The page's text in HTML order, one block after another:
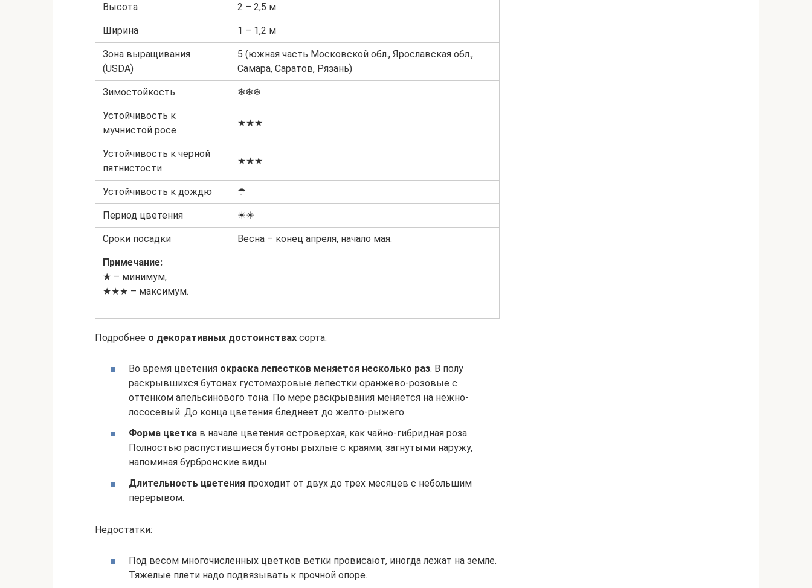
Высота 2 – 2,5 м
Ширина 1 – 1,2 м
Зона выращивания
(USDA)
5 (южная часть Московской обл., Ярославская обл.,
Самара, Саратов, Рязань)
Зимостойкость ❄❄❄
Устойчивость к
мучнистой росе
★★★
Устойчивость к черной
пятнистости
★★★
Устойчивость к дождю ☂
Период цветения ☀☀
Сроки посадки Весна – конец апреля, начало мая.
Примечание:
★ – минимум,
★★★ – максимум.
Подробнее о декоративных достоинствах сорта:
Во время цветения окраска лепестков меняется несколько раз. В полу
раскрывшихся бутонах густомахровые лепестки оранжево-розовые с
оттенком апельсинового тона. По мере раскрывания меняется на нежно-
лососевый. До конца цветения бледнеет до желто-рыжего.
Форма цветка в начале цветения островерхая, как чайно-гибридная роза.
Полностью распустившиеся бутоны рыхлые с краями, загнутыми наружу,
напоминая бурбронские виды.
Длительность цветения проходит от двух до трех месяцев с небольшим
перерывом.
Недостатки:
Под весом многочисленных цветков ветки провисают, иногда лежат на земле.
Тяжелые плети надо подвязывать к прочной опоре.